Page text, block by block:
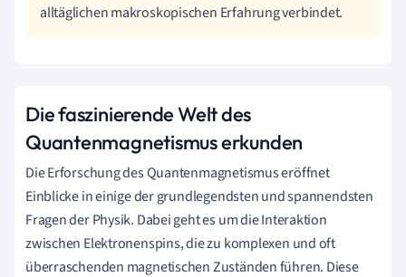
alltäglichen makroskopischen Erfahrung verbindet.
Die faszinierende Welt des
Quantenmagnetismus erkunden
Die Erforschung des Quantenmagnetismus eröffnet
Einblicke in einige der grundlegendsten und spannendsten
Fragen der Physik. Dabei geht es um die Interaktion
zwischen Elektronenspins, die zu komplexen und oft
überraschenden magnetischen Zuständen führen. Diese